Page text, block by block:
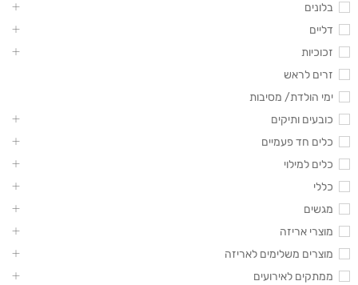
בלונים
דליים
זכוכיות
זרים לראש
ימי הולדת/ מסיבות
כובעים ותיקים
כלים חד פעמיים
כלים למילוי
כללי
מגשים
מוצרי אריזה
מוצרים משלימים לאריזה
ממתקים לאירועים